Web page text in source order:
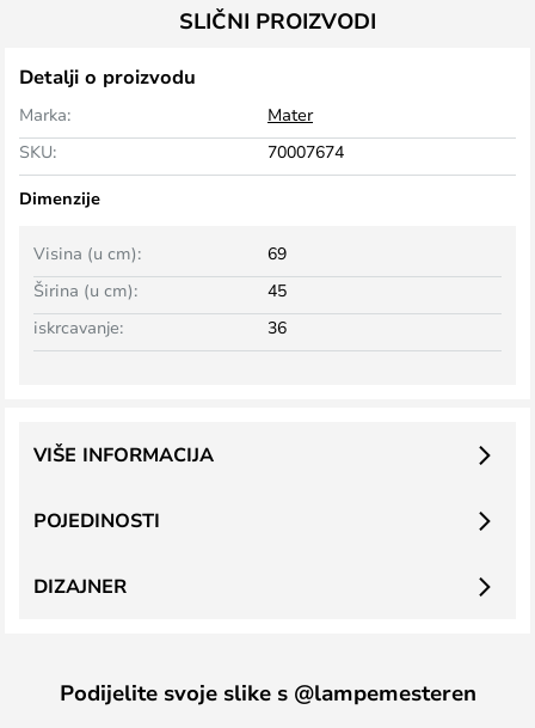
SLIČNI PROIZVODI
Detalji o proizvodu
Marka:
Mater
SKU:
70007674
Dimenzije
Širina (u cm): 45
Visina (u cm): 69
iskrcavanje: 36
POJEDINOSTI
VIŠE INFORMACIJA
DIZAJNER
Podijelite svoje slike s @lampemesteren